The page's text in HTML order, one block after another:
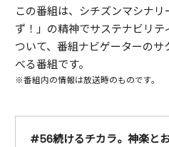
この番組は、シチズンマシナ
ず！」の精神でサステナビリ
ついて、番組ナビゲーターの
べる番組です。
※番組内の情報は放送時のものです。
#56続けるチカラ。神楽と